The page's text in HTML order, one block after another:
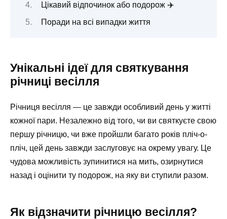
Цікавий відпочинок або подорож ✈️
Поради на всі випадки життя
Унікальні ідеї для святкування
річниці весілля
Річниця весілля — це завжди особливий день у житті
кожної пари. Незалежно від того, чи ви святкуєте свою
першу річницю, чи вже пройшли багато років пліч-о-
пліч, цей день завжди заслуговує на окрему увагу. Це
чудова можливість зупинитися на мить, озирнутися
назад і оцінити ту подорож, на яку ви ступили разом.
Як відзначити річницю весілля?